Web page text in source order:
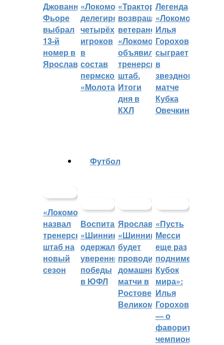
Джованни
Фьоре
выбрал
13-й
номер в
Ярославле
«Локомотив»
делегировал
четырёх
игроков
в
состав
пермского
«Молота»
«Трактор»
возвращает
ветеранов,
«Локомотив»
объявил
тренерский
штаб.
Итоги
дня в
КХЛ
Легенда
«Локомотива»
Илья
Горохов
сыграет
в
звездном
матче
Кубка
Овечкина
«Локомотив»
назвал
тренерский
штаб на
новый
сезон
Футбол
Воспитанники
«Шинника»
одержали
уверенные
победы
в ЮФЛ
Ярославский
«Шинник»
будет
проводить
домашние
матчи в
Ростове
Великом
«Пусть
Месси
еще раз
поднимет
Кубок
мира»:
Илья
Горохов
— о
фаворитах
чемпионата